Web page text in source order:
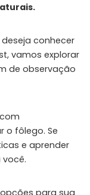
conhecer
vamos explorar
de observação
o fôlego. Se
e aprender
para sua